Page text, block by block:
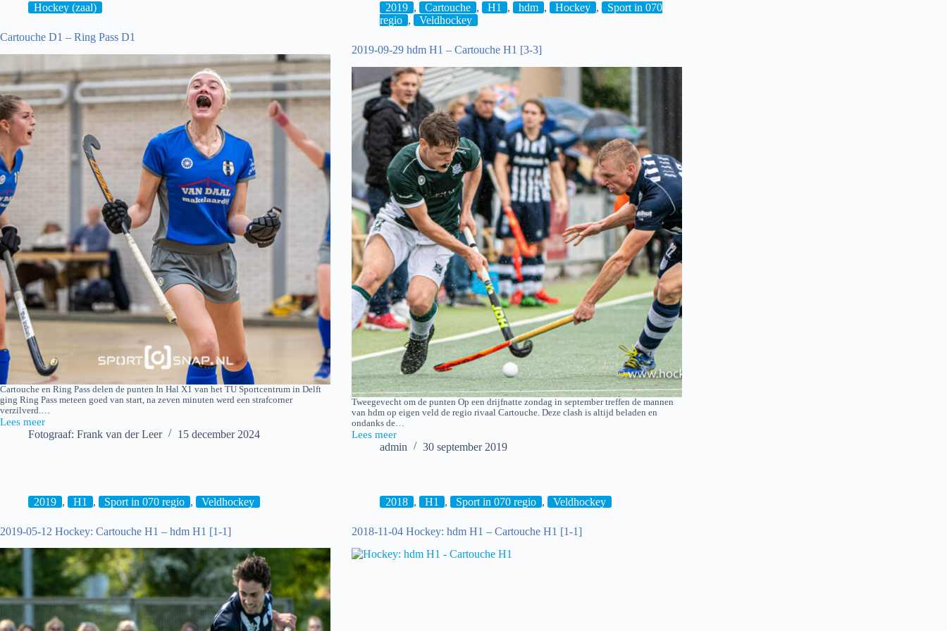
Hockey (zaal)
Cartouche D1 – Ring Pass D1
Cartouche en Ring Pass delen de punten In Hal X1 van het TU Sportcentrum in Delft
ging Ring Pass meteen goed van start, na zeven minuten werd een strafcorner
verzilverd.…
Lees meer
Cartouche
Fotograaf: Frank van der Leer 15 december 2024
2019 , Cartouche , H1 , hdm , Hockey ,
Sport in 070
regio , Veldhockey
2019-09-29 hdm H1 – Cartouche H1 [3-3]
Tweegevecht om de punten Op een drijfnatte zondag in september treffen de mannen
van hdm op eigen veld de regio rivaal Cartouche. Deze clash is altijd beladen en
ondanks de…
Lees meer
2019-
Cartouche
[3-
3]
admin 30 september 2019
2019 , H1 , Sport in 070 regio , Veldhockey
2019-05-12 Hockey: Cartouche H1 – hdm H1 [1-1]
2018 , H1 , Sport in 070 regio , Veldhockey
2018-11-04 Hockey: hdm H1 – Cartouche H1 [1-1]